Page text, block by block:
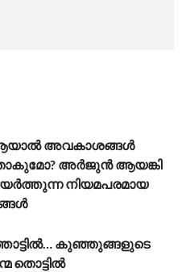
അവകാശങ്ങൾ
അർജുൻ ആയങ്കി
നിയമപരമായ
കുഞ്ഞുങ്ങളുടെ
തൊട്ടിൽ